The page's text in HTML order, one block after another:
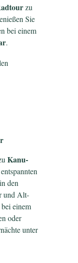
zu
Sie
bei einem
.
Kanu-
den
und Alt-
einem
oder
unter